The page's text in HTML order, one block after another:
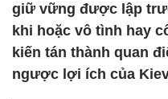
giữ vững được lập
khi hoặc vô tình hay
kiến tán thành quan
ngược lợi ích của